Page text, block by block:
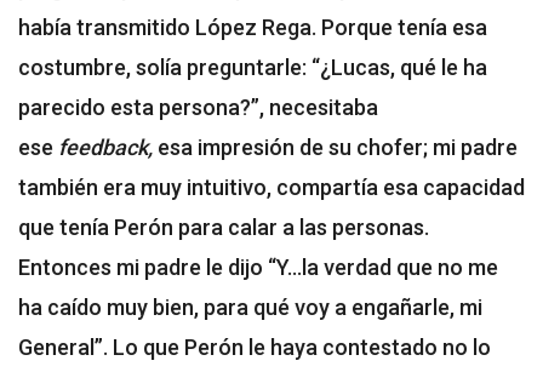
había transmitido López Rega. Porque tenía esa
costumbre, solía preguntarle: “¿Lucas, qué le ha
parecido esta persona?”, necesitaba
ese feedback, esa impresión de su chofer; mi padre
también era muy intuitivo, compartía esa capacidad
que tenía Perón para calar a las personas.
Entonces mi padre le dijo “Y...la verdad que no me
ha caído muy bien, para qué voy a engañarle, mi
General”. Lo que Perón le haya contestado no lo